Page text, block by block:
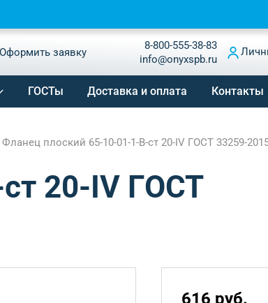
Оформить заявку
8-800-555-38-83
info@onyxspb.ru
ГОСТы Доставка и оплата Контакты
Фланец плоский 65-10-01-1-B-ст 20-IV ГОСТ 33259-
20-IV ГОСТ
616 руб.